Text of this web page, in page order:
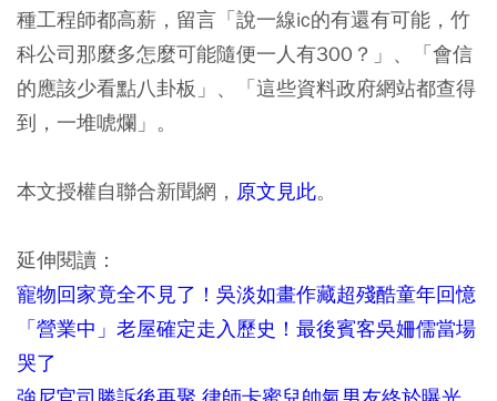
種工程師都高薪，留言「說一線ic的有還有可能，竹
科公司那麼多怎麼可能隨便一人有300？」、「會信
的應該少看點八卦板」、「這些資料政府網站都查得
到，一堆唬爛」。
本文授權自聯合新聞網， 原文見此。
延伸閱讀：
寵物回家竟全不見了！吳淡如畫作藏超殘酷童年回憶
「營業中」老屋確定走入歷史！最後賓客吳姍儒當場
哭了